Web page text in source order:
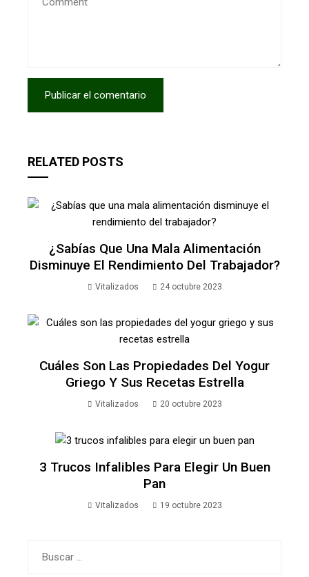
RELATED POSTS
¿Sabías Que Una Mala Alimentación
Disminuye El Rendimiento Del Trabajador?
Vitalizados 24 octubre 2023
Cuáles Son Las Propiedades Del Yogur
Griego Y Sus Recetas Estrella
Vitalizados 20 octubre 2023
3 Trucos Infalibles Para Elegir Un Buen
Pan
Vitalizados 19 octubre 2023